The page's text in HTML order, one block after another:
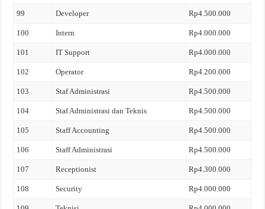
99 Developer Rp4.500.000
100 Intern Rp4.000.000
101 IT Support Rp4.000.000
102 Operator Rp4.200.000
103 Staf Administrasi Rp4.500.000
104 Staf Administrasi dan Teknis Rp4.500.000
105 Staff Accounting Rp4.500.000
106 Staff Administrasi Rp4.500.000
107 Receptionist Rp4.300.000
108 Security Rp4.000.000